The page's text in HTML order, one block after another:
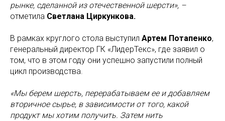
рынке, сделанной из отечественной шерсти», –
отметила Светлана Циркункова.
В рамках круглого стола выступил Артем Потапенко,
генеральный директор ГК «ЛидерТекс», где заявил о
том, что в этом году они успешно запустили полный
цикл производства.
«Мы берем шерсть, перерабатываем ее и добавляем
вторичное сырье, в зависимости от того, какой
продукт мы хотим получить. Затем нить